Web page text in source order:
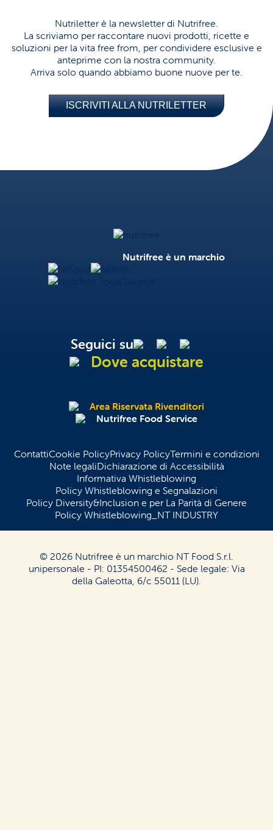
Nutriletter è la newsletter di Nutrifree.
La scriviamo per raccontare nuovi prodotti, ricette e
soluzioni per la vita free from, per condividere esclusive e
anteprime con la nostra community.
Arriva solo quando abbiamo buone nuove per te.
ISCRIVITI ALLA NUTRILETTER
Nutrifree è un marchio
NtFood
Seguici su
Dove acquistare
Area Riservata Rivenditori
Nutrifree Food Service
ContattiCookie PolicyPrivacy PolicyTermini e condizioni
Note legaliDichiarazione di Accessibilità
Informativa Whistleblowing
Policy Whistleblowing e Segnalazioni
Policy Diversity&Inclusion e per La Parità di Genere
Policy Whistleblowing_NT INDUSTRY
© 2026 Nutrifree è un marchio NT Food S.r.l.
unipersonale - PI: 01354500462 - Sede legale: Via
della Galeotta, 6/c 55011 (LU).